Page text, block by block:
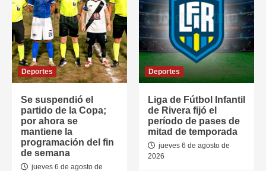
Deportes
Se suspendió el
partido de la Copa;
por ahora se
mantiene la
programación del fin
de semana
jueves 6 de agosto de
Deportes
Liga de Fútbol Infantil
de Rivera fijó el
período de pases de
mitad de temporada
jueves 6 de agosto de
2026